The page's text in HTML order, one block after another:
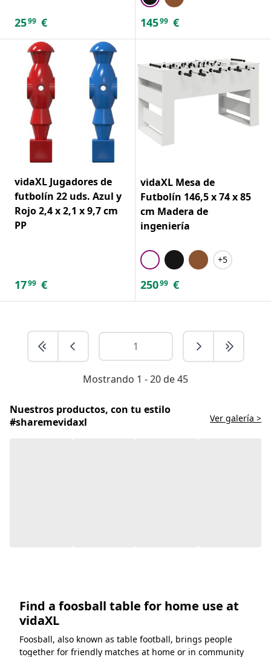
2599 € 14599 €
vidaXL Jugadores de
futbolín 22 uds. Azul y
Rojo 2,4 x 2,1 x 9,7 cm
PP
1799 €
vidaXL Mesa de
Futbolín 146,5 x 74 x 85
cm Madera de
ingeniería
+5
25099 €
Mostrando 1 - 20 de 45
Nuestros productos, con tu estilo
#sharemevidaxl
Ver galería >
suitable option for your environment. With foosball, your
home can become a welcoming place for matches and
good company.
Ver más